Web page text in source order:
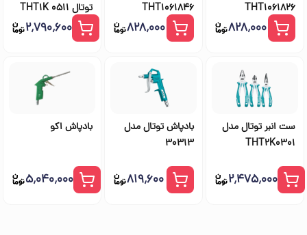
THT1061826
۸۲۸٬۰۰۰
THT1061846
۸۲۸٬۰۰۰
توتال THT1K 0511
۲٬۷۹۰٬۶۰۰
ست انبر توتال مدل
THT2K0301
۲٬۴۷۵٬۰۰۰
بادپاش توتال مدل
30313
۸۱۹٬۶۰۰
بادپاش اکو
۵٬۰۴۰٬۰۰۰